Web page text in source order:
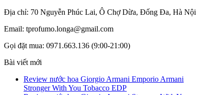
Địa chỉ: 70 Nguyễn Phúc Lai, Ô Chợ Dừa, Đống Đa, Hà Nội
Email: tprofumo.longa@gmail.com
Gọi đặt mua: 0971.663.136 (9:00-21:00)
Bài viết mới
Review nước hoa Giorgio Armani Emporio Armani
Stronger With You Tobacco EDP